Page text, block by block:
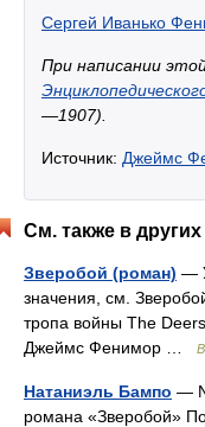
Сергей Иванько
При написании
—1907).
Источник: Джеймс
См. также в
Зверобой (роман) —
значения, см.
тропа войны The
Джеймс Фенимор …
Натаниэль Бампо —
романа «Зверобой»